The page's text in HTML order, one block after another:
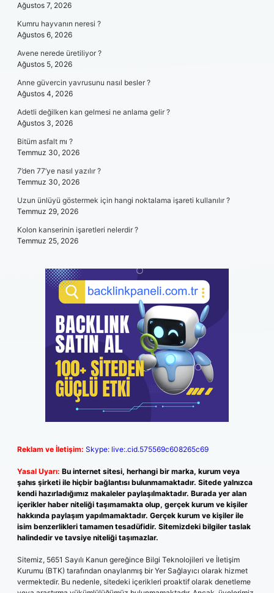
Ağustos 7, 2026
Kumru hayvanın neresi ?
Ağustos 6, 2026
Avene nerede üretiliyor ?
Ağustos 5, 2026
Anne güvercin yavrusunu nasıl besler ?
Ağustos 4, 2026
Adetli değilken kan gelmesi ne anlama gelir ?
Ağustos 3, 2026
Bitüm asfalt mı ?
Temmuz 30, 2026
7’den 77’ye nasıl yazılır ?
Temmuz 30, 2026
Uzun ünlüyü göstermek için hangi noktalama işareti kullanılır ?
Temmuz 29, 2026
Kolon kanserinin işaretleri nelerdir ?
Temmuz 25, 2026
Reklam ve İletişim: Skype: live:.cid.575569c608265c69
Yasal Uyarı: Bu internet sitesi, herhangi bir marka, kurum veya
şahıs şirketi ile hiçbir bağlantısı bulunmamaktadır. Sitede yalnızca
kendi hazırladığımız makaleler paylaşılmaktadır. Burada yer alan
içerikler haber niteliği taşımamakta olup, gerçek kurum ve kişiler
hakkında paylaşım yapılmamaktadır. Gerçek kurum ve kişiler ile
isim benzerlikleri tamamen tesadüfidir. Sitemizdeki bilgiler taslak
halindedir ve tavsiye niteliği taşımazlar.
Sitemiz, 5651 Sayılı Kanun gereğince Bilgi Teknolojileri ve İletişim
Kurumu (BTK) tarafından onaylanmış bir Yer Sağlayıcı olarak hizmet
vermektedir. Bu nedenle, sitedeki içerikleri proaktif olarak denetleme